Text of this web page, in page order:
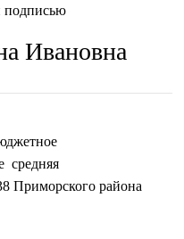
подписью
Ивановна
средняя
Приморского района